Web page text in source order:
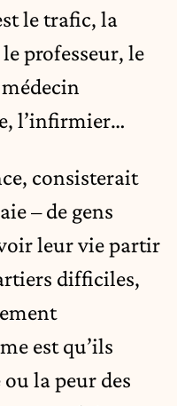
le trafic, la
professeur, le
l’infirmier…
consisterait
– de gens
leur vie partir
difficiles,
est qu’ils
la peur des